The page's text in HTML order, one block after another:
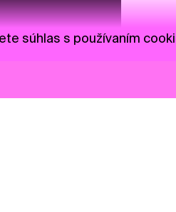
súhlas s používaním